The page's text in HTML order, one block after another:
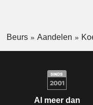
Beurs Aandelen
Al meer dan